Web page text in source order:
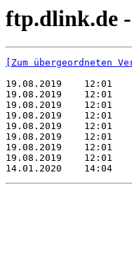
ftp.dlink.de -
[Zum übergeordneten
19.08.2019    12:01
19.08.2019    12:01
19.08.2019    12:01
19.08.2019    12:01
19.08.2019    12:01
19.08.2019    12:01
19.08.2019    12:01
19.08.2019    12:01
14.01.2020    14:04